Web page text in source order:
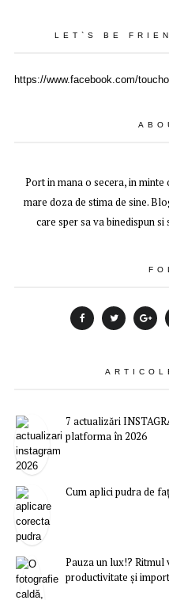
LET`S BE
https://www.facebook.com/
Port in mana o secera, in
mare doza de stima de sine.
care sper sa va binedispun
7 actualizări
platforma în 2026
Cum aplici pudra de
Pauza un lux!?
productivitate și